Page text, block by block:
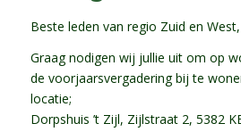
Beste leden van regio Zuid en West,
Graag nodigen wij jullie uit om op
de voorjaarsvergadering bij te
locatie;
Dorpshuis ’t Zijl, Zijlstraat 2, 5382